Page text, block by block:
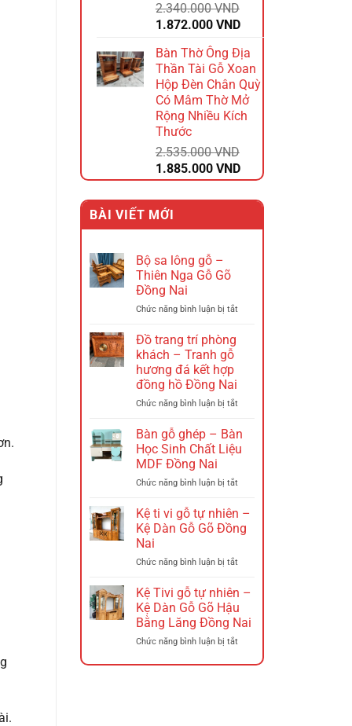
2.340.000VND
Giá
là:
2.340.000 VND.
1.872.000 VNDGiá
hiện
tại
là:
1.872.000 VND.
Bàn Thờ Ông Địa
Thần Tài Gỗ Xoan
Hộp Đèn Chân Quỳ
Có Mâm Thờ Mở
Rộng Nhiều Kích
Thước
2.535.000VND
Giá
gốc
là:
2.535.000 VND.
1.885.000 VNDGiá
hiện
tại
1.885.000 VND.
BÀI VIẾT MỚI
Bộ sa lông gỗ –
Thiên Nga Gỗ Gõ
Đồng Nai
Chức năng bình luận bị tắtở
Nga
Đồng
Nai
Đồ trang trí phòng
khách – Tranh gỗ
hương đá kết hợp
đồng hồ Đồng Nai
Chức năng bình luận bị tắtở
trang
phòng
–
gỗ
đá
hợp
hồ
Đồng
Nai
Bàn gỗ ghép – Bàn
Học Sinh Chất Liệu
MDF Đồng Nai
Chức năng bình luận bị tắtở
–
Học
Chất
MDF
Đồng
Nai
Kệ ti vi gỗ tự nhiên –
Kệ Dàn Gỗ Gõ Đồng
Nai
Chức năng bình luận bị tắtở
ti
gỗ
tự
nhiên
Kệ
Kệ Tivi gỗ tự nhiên –
Kệ Dàn Gỗ Gõ Hậu
Bằng Lăng Đồng Nai
Chức năng bình luận bị tắtở
Tivi